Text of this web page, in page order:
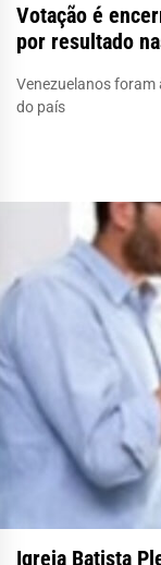
Votação é
por resultado
Venezuelanos foram
do país
Igreja Batista